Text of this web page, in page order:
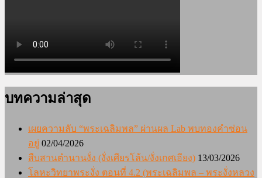
บทความล่าสุด
เผยความลับ “พระเฉลิมพล” ผ่านผล Lab พบทองคำซ่อน
อยู่ 02/04/2026
สืบสานตำนานงั่ง (งั่งเศียรโล้น/งั่งเกศเอียง) 13/03/2026
โลหะวิทยาพระงั่ง ตอนที่ 4.2 (พระเฉลิมพล – พระงั่งหลวง